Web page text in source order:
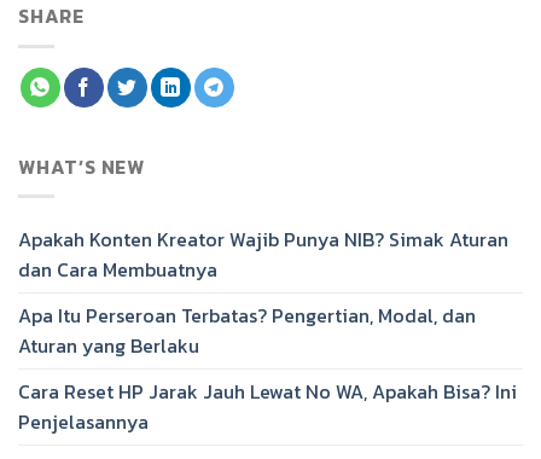
SHARE
WHAT’S NEW
Apakah Konten Kreator Wajib Punya NIB? Simak Aturan
dan Cara Membuatnya
Apa Itu Perseroan Terbatas? Pengertian, Modal, dan
Aturan yang Berlaku
Cara Reset HP Jarak Jauh Lewat No WA, Apakah Bisa? Ini
Penjelasannya